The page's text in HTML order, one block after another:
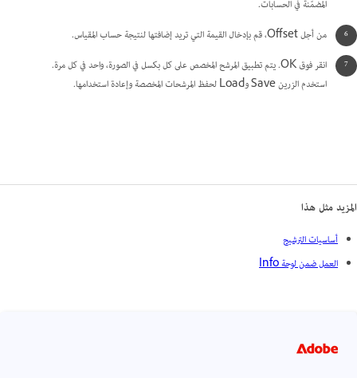
المضمّنة في الحسابات.
من أجل Offset، قم بإدخال القيمة التي تريد إضافتها لنتيجة حساب المقياس.
انقر فوق OK. يتم تطبيق المرشح المخصص على كل بكسل في الصورة، واحد في كل مرة.
استخدم الزرين Save وLoad لحفظ المرشحات المخصصة وإعادة استخدامها.
المزيد مثل هذا
أساسيات الترشيح
العمل ضمن لوحة Info